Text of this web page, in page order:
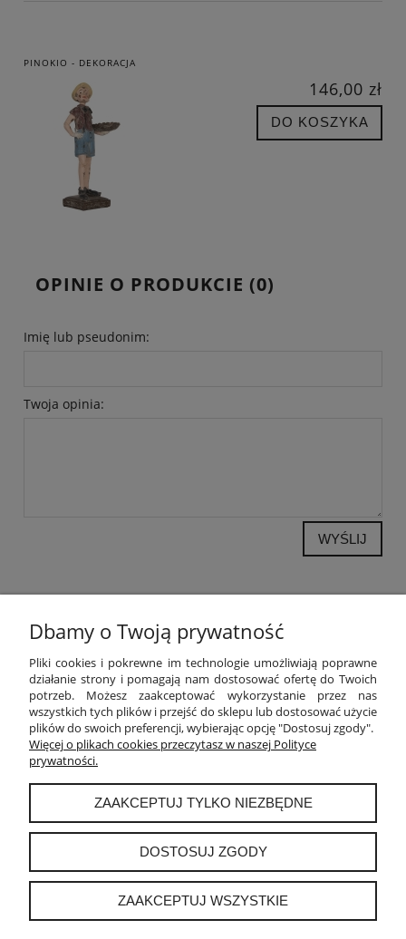
PINOKIO - DEKORACJA
146,00 zł
DO KOSZYKA
OPINIE O PRODUKCIE (0)
Imię lub pseudonim:
Twoja opinia:
WYŚLIJ
POMOC
MOJE KONTO
PŁATNOŚCI I DOSTAWA
INFORMACJE
instagram
Dbamy o Twoją prywatność
Pliki cookies i pokrewne im technologie umożliwiają poprawne
działanie strony i pomagają nam dostosować ofertę do Twoich
potrzeb. Możesz zaakceptować wykorzystanie przez nas
wszystkich tych plików i przejść do sklepu lub dostosować użycie
plików do swoich preferencji, wybierając opcję "Dostosuj zgody".
Więcej o plikach cookies przeczytasz w naszej Polityce
prywatności.
ZAAKCEPTUJ TYLKO NIEZBĘDNE
DOSTOSUJ ZGODY
ZAAKCEPTUJ WSZYSTKIE